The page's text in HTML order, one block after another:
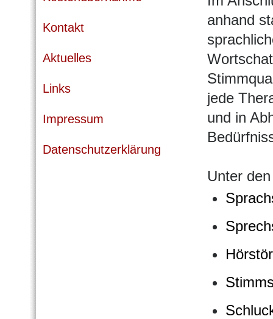
Kontakt
Aktuelles
Links
Impressum
Datenschutzerklärung
anhand
jede
und in
Unter